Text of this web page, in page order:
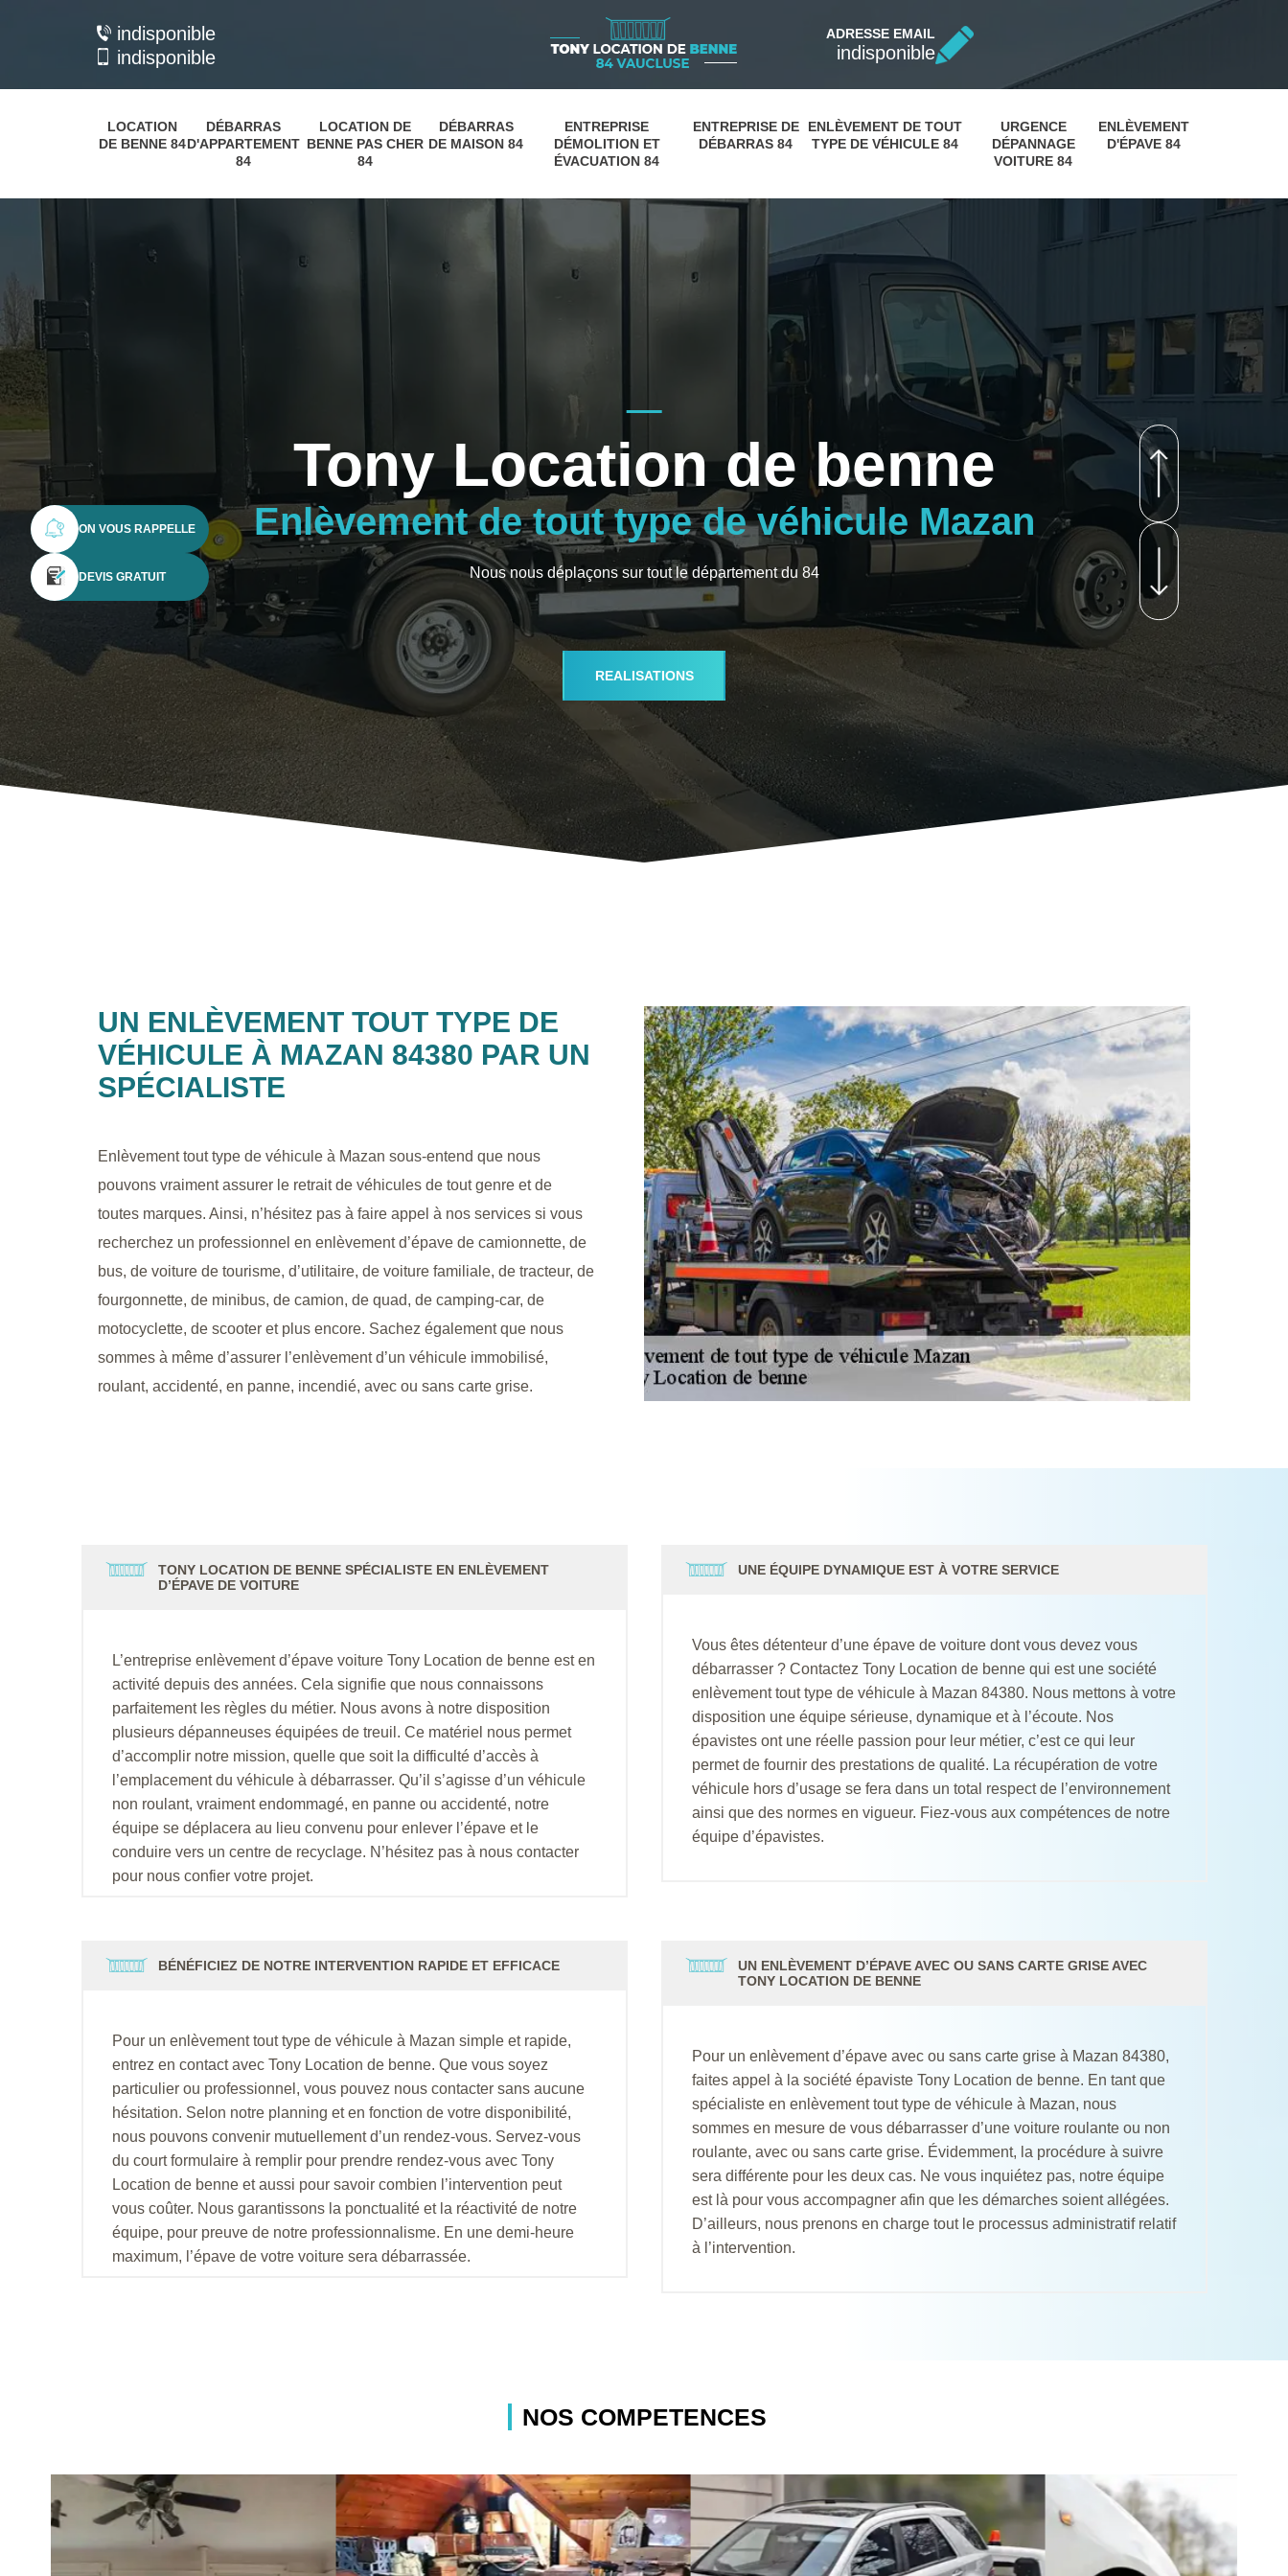
indisponible
indisponible
ADRESSE EMAIL
indisponible
LOCATION
DE BENNE 84
DÉBARRAS
D'APPARTEMENT
84
LOCATION DE
BENNE PAS CHER
84
DÉBARRAS
DE MAISON 84
ENTREPRISE
DÉMOLITION ET
ÉVACUATION 84
ENTREPRISE DE
DÉBARRAS 84
ENLÈVEMENT DE TOUT
TYPE DE VÉHICULE 84
URGENCE
DÉPANNAGE
VOITURE 84
ENLÈVEMENT
D'ÉPAVE 84
Tony Location de benne
Enlèvement de tout type de véhicule Mazan
Nous nous déplaçons sur tout le département du 84
REALISATIONS
ON VOUS RAPPELLE
DEVIS GRATUIT
UN ENLÈVEMENT TOUT TYPE DE
VÉHICULE À MAZAN 84380 PAR UN
SPÉCIALISTE
Enlèvement tout type de véhicule à Mazan sous-entend que nous
pouvons vraiment assurer le retrait de véhicules de tout genre et de
toutes marques. Ainsi, n’hésitez pas à faire appel à nos services si vous
recherchez un professionnel en enlèvement d’épave de camionnette, de
bus, de voiture de tourisme, d’utilitaire, de voiture familiale, de tracteur, de
fourgonnette, de minibus, de camion, de quad, de camping-car, de
motocyclette, de scooter et plus encore. Sachez également que nous
sommes à même d’assurer l’enlèvement d’un véhicule immobilisé,
roulant, accidenté, en panne, incendié, avec ou sans carte grise.
TONY LOCATION DE BENNE SPÉCIALISTE EN ENLÈVEMENT
D’ÉPAVE DE VOITURE
L’entreprise enlèvement d’épave voiture Tony Location de benne est en
activité depuis des années. Cela signifie que nous connaissons
parfaitement les règles du métier. Nous avons à notre disposition
plusieurs dépanneuses équipées de treuil. Ce matériel nous permet
d’accomplir notre mission, quelle que soit la difficulté d’accès à
l’emplacement du véhicule à débarrasser. Qu’il s’agisse d’un véhicule
non roulant, vraiment endommagé, en panne ou accidenté, notre
équipe se déplacera au lieu convenu pour enlever l’épave et le
conduire vers un centre de recyclage. N’hésitez pas à nous contacter
pour nous confier votre projet.
UNE ÉQUIPE DYNAMIQUE EST À VOTRE SERVICE
Vous êtes détenteur d’une épave de voiture dont vous devez vous
débarrasser ? Contactez Tony Location de benne qui est une société
enlèvement tout type de véhicule à Mazan 84380. Nous mettons à votre
disposition une équipe sérieuse, dynamique et à l’écoute. Nos
épavistes ont une réelle passion pour leur métier, c’est ce qui leur
permet de fournir des prestations de qualité. La récupération de votre
véhicule hors d’usage se fera dans un total respect de l’environnement
ainsi que des normes en vigueur. Fiez-vous aux compétences de notre
équipe d’épavistes.
BÉNÉFICIEZ DE NOTRE INTERVENTION RAPIDE ET EFFICACE
Pour un enlèvement tout type de véhicule à Mazan simple et rapide,
entrez en contact avec Tony Location de benne. Que vous soyez
particulier ou professionnel, vous pouvez nous contacter sans aucune
hésitation. Selon notre planning et en fonction de votre disponibilité,
nous pouvons convenir mutuellement d’un rendez-vous. Servez-vous
du court formulaire à remplir pour prendre rendez-vous avec Tony
Location de benne et aussi pour savoir combien l’intervention peut
vous coûter. Nous garantissons la ponctualité et la réactivité de notre
équipe, pour preuve de notre professionnalisme. En une demi-heure
maximum, l’épave de votre voiture sera débarrassée.
UN ENLÈVEMENT D’ÉPAVE AVEC OU SANS CARTE GRISE AVEC
TONY LOCATION DE BENNE
Pour un enlèvement d’épave avec ou sans carte grise à Mazan 84380,
faites appel à la société épaviste Tony Location de benne. En tant que
spécialiste en enlèvement tout type de véhicule à Mazan, nous
sommes en mesure de vous débarrasser d’une voiture roulante ou non
roulante, avec ou sans carte grise. Évidemment, la procédure à suivre
sera différente pour les deux cas. Ne vous inquiétez pas, notre équipe
est là pour vous accompagner afin que les démarches soient allégées.
D’ailleurs, nous prenons en charge tout le processus administratif relatif
à l’intervention.
NOS COMPETENCES